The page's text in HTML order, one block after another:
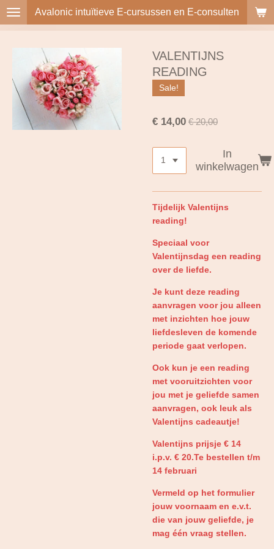
Ga
direct
hoofdinhoud
Avalonic intuïtieve E-cursussen en E-consulten
VALENTIJNS
READING
Sale!
€ 14,00 € 20,00
In
winkelwagen
Tijdelijk Valentijns
reading!
Speciaal voor
Valentijnsdag een reading
over de liefde.
Je kunt deze reading
aanvragen voor jou alleen
met inzichten hoe jouw
liefdesleven de komende
periode gaat verlopen.
Ook kun je een reading
met vooruitzichten voor
jou met je geliefde samen
aanvragen, ook leuk als
Valentijns cadeautje!
Valentijns prijsje € 14
i.p.v. € 20.Te bestellen t/m
14 februari
Vermeld op het formulier
jouw voornaam en e.v.t.
die van jouw geliefde, je
mag één vraag stellen.